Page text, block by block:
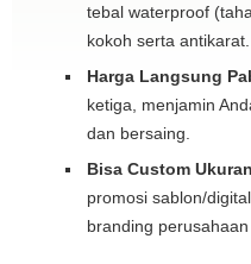
tebal waterproof
kokoh serta antikarat.
Harga Langsung
ketiga, menjamin
dan bersaing.
Bisa Custom
promosi sablon/
branding perusahaan